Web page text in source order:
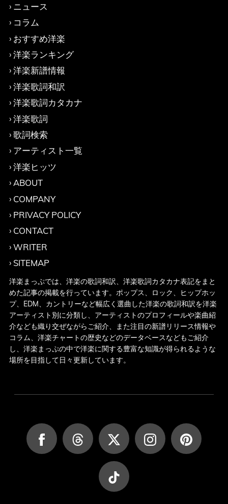
ニュース
コラム
おすすめ洋楽
洋楽ランキング
洋楽新譜情報
洋楽歌詞和訳
洋楽歌詞カタカナ
洋楽歌詞
歌詞検索
アーティスト一覧
洋楽ヒッツ
ABOUT
COMPANY
PRIVACY POLICY
CONTACT
WRITER
SITEMAP
洋楽まっぷでは、洋楽の歌詞和訳、洋楽歌詞カタカナ表記をまと
めた記事の掲載を行っています。ポップス、ロック、ヒップホッ
プ、EDM、カントリーなど幅広く選曲した洋楽の歌詞和訳を洋楽
アーティスト別に分類し、アーティストのプロフィールや楽曲紹
介なども織り交ぜながらご紹介、また注目の新譜リリース情報や
コラム、洋楽チャートの歴史などのデータベースなどもご紹介
し、洋楽まっぷの中で洋楽に関する豊富な知識が得られるような
場所を目指して日々更新しています。